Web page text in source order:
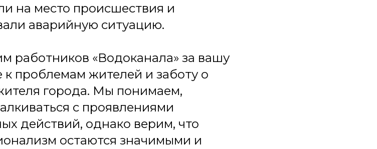
на место происшествия и
аварийную ситуацию.
работников «Водоканала» за вашу
к проблемам жителей и заботу о
города. Мы понимаем,
с проявлениями
действий, однако верим, что
остаются значимыми и